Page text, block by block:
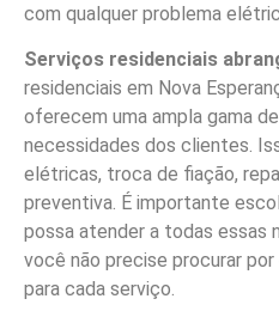
com qualquer problema
Serviços residenciais
residenciais em Nova
oferecem uma ampla gama
necessidades dos clientes.
elétricas, troca de fiação,
preventiva. É importante
possa atender a todas essas
você não precise procurar
para cada serviço.